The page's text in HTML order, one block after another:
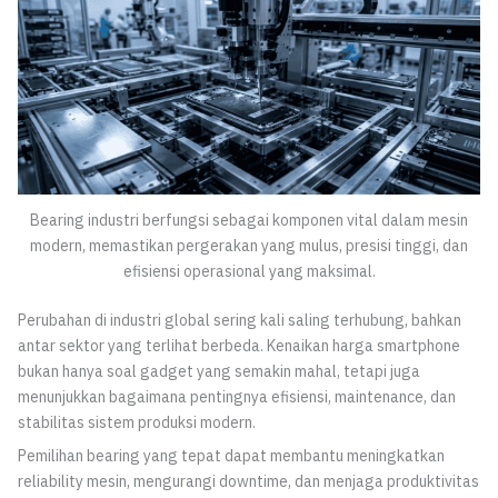
Bearing industri berfungsi sebagai komponen vital dalam mesin
modern, memastikan pergerakan yang mulus, presisi tinggi, dan
efisiensi operasional yang maksimal.
Perubahan di industri global sering kali saling terhubung, bahkan
antar sektor yang terlihat berbeda. Kenaikan harga smartphone
bukan hanya soal gadget yang semakin mahal, tetapi juga
menunjukkan bagaimana pentingnya efisiensi, maintenance, dan
stabilitas sistem produksi modern.
Pemilihan bearing yang tepat dapat membantu meningkatkan
reliability mesin, mengurangi downtime, dan menjaga produktivitas